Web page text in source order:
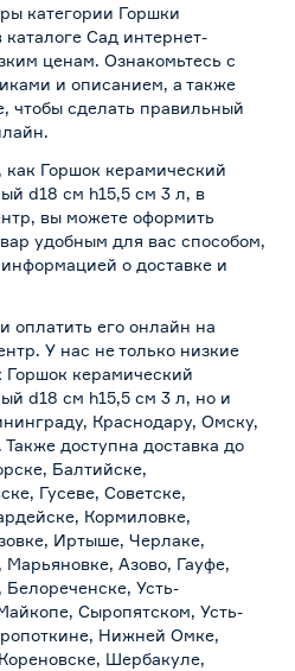
категории Горшки
Сад интернет-
ценам. Ознакомьтесь с
и описанием, а также
чтобы сделать правильный
как Горшок керамический
d18 см h15,5 см 3 л, в
вы можете оформить
удобным для вас способом,
информацией о доставке и
оплатить его онлайн на
У нас не только низкие
Горшок керамический
d18 см h15,5 см 3 л, но и
Краснодару, Омску,
доступна доставка до
Балтийске,
Гусеве, Советске,
Кормиловке,
Иртыше, Черлаке,
Азово, Гауфе,
Усть-
Сыропятском, Усть-
Нижней Омке,
Шербакуле,